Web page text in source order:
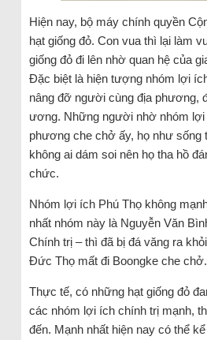
Hiện nay, bộ máy chính quyền
hạt giống đỏ. Con vua thì lại làm
giống đỏ đi lên nhờ quan hệ của
Đặc biệt là hiện tượng nhóm lợi
nâng đỡ người cùng địa phương,
ương. Những người nhờ nhóm lợi
phương che chở ấy, họ như sống
không ai dám soi nên họ tha hồ
chức.
Nhóm lợi ích Phú Thọ không
nhất nhóm này là Nguyễn Văn
Chính trị – thì đã bị đá văng ra
Đức Thọ mất đi Boongke che chở.
Thực tế, có những hạt giống đỏ
các nhóm lợi ích chính trị mạnh,
đến. Mạnh nhất hiện nay có thể